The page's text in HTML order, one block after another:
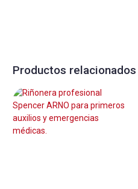
Productos relacionados